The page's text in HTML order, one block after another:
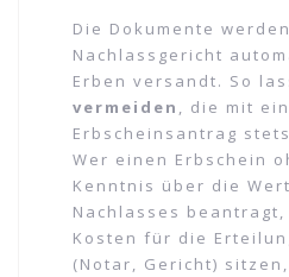
Die Dokumente
Nachlassgericht
Erben versandt. So
vermeiden , die mit
Erbscheinsantrag
Wer einen Erbschein
Kenntnis über die
Nachlasses
Kosten für die
(Notar, Gericht)